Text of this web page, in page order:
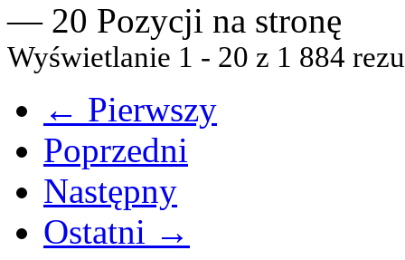
— 20 Pozycji na stronę
Wyświetlanie 1 - 20 z 1 884
← Pierwszy
Poprzedni
Następny
Ostatni →